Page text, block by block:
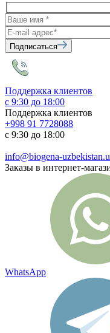
Подписаться
Поддержка клиентов
с 9:30 до 18:00
Поддержка клиентов
+998 91 7728088
с 9:30 до 18:00
info@biogena-
Заказы в интернет-
WhatsApp